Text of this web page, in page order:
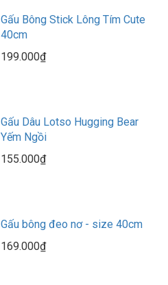
Gấu Bông Stick Lông Tím Cute
40cm
199.000₫
Gấu Dâu Lotso Hugging Bear
Yếm Ngồi
155.000₫
Gấu bông đeo nơ - size 40cm
169.000₫